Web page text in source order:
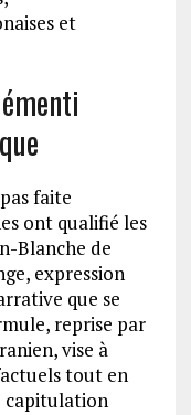
et
faite
ont qualifié les
Blanche de
expression
que se
reprise par
vise à
tout en
capitulation